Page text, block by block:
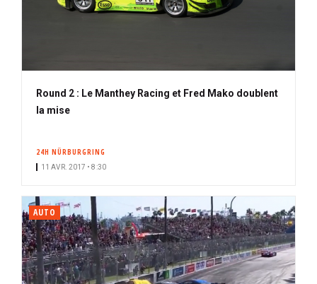
Round 2 : Le Manthey Racing et Fred Mako doublent
la mise
24H NÜRBURGRING
11 AVR. 2017 • 8:30
AUTO